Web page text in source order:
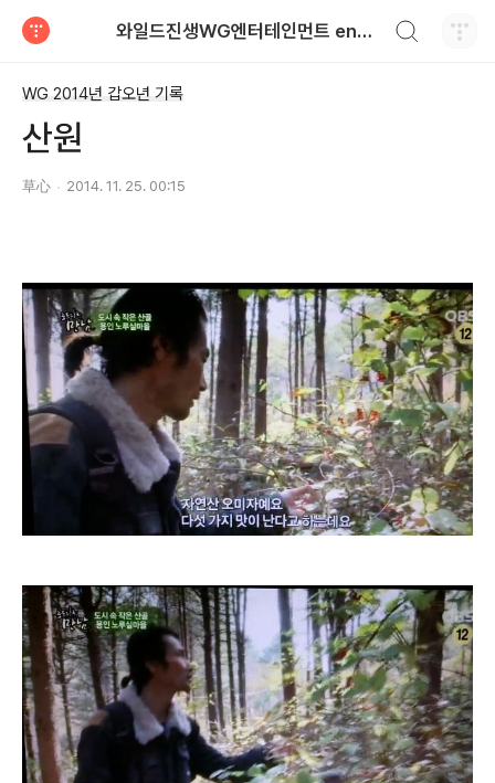
와일드진생WG엔터테인먼트 entertainment
WG 2014년 갑오년 기록
산원
草心 2014. 11. 25. 00:15